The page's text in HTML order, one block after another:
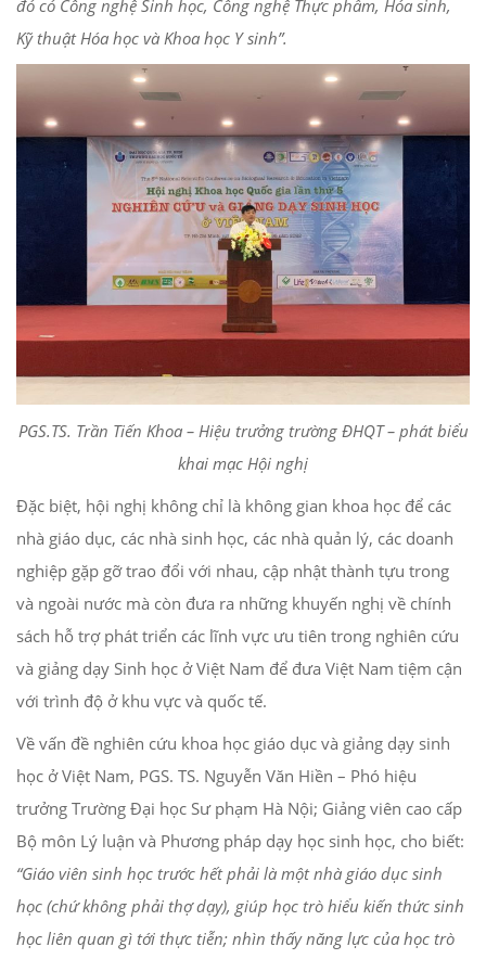
đó có Công nghệ Sinh học, Công nghệ Thực phẩm, Hóa sinh,
Kỹ thuật Hóa học và Khoa học Y sinh”.
PGS.TS. Trần Tiến Khoa – Hiệu trưởng trường ĐHQT – phát biểu
khai mạc Hội nghị
Đặc biệt, hội nghị không chỉ là không gian khoa học để các
nhà giáo dục, các nhà sinh học, các nhà quản lý, các doanh
nghiệp gặp gỡ trao đổi với nhau, cập nhật thành tựu trong
và ngoài nước mà còn đưa ra những khuyến nghị về chính
sách hỗ trợ phát triển các lĩnh vực ưu tiên trong nghiên cứu
và giảng dạy Sinh học ở Việt Nam để đưa Việt Nam tiệm cận
với trình độ ở khu vực và quốc tế.
Về vấn đề nghiên cứu khoa học giáo dục và giảng dạy sinh
học ở Việt Nam, PGS. TS. Nguyễn Văn Hiền – Phó hiệu
trưởng Trường Đại học Sư phạm Hà Nội; Giảng viên cao cấp
Bộ môn Lý luận và Phương pháp dạy học sinh học, cho biết:
“Giáo viên sinh học trước hết phải là một nhà giáo dục sinh
học (chứ không phải thợ dạy), giúp học trò hiểu kiến thức sinh
học liên quan gì tới thực tiễn; nhìn thấy năng lực của học trò